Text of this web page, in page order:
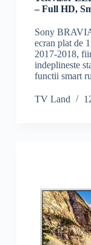
– Full HD,
Sony
ecran plat de
2017-2018,
indeplineste
functii smart
TV Land